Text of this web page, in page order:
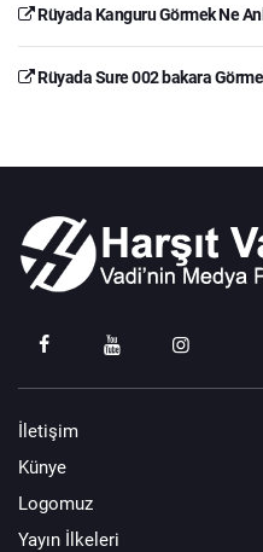
Rüyada Kanguru Görmek Ne
Rüyada Sure 002 bakara
İletişim
Künye
Logomuz
Yayın İlkeleri